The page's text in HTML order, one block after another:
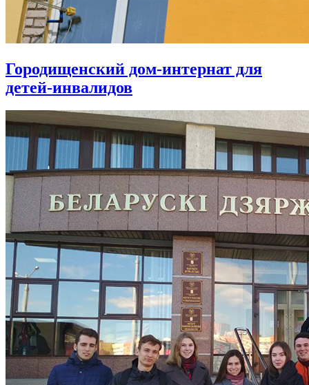
Городищенский дом-интернат для
детей-инвалидов